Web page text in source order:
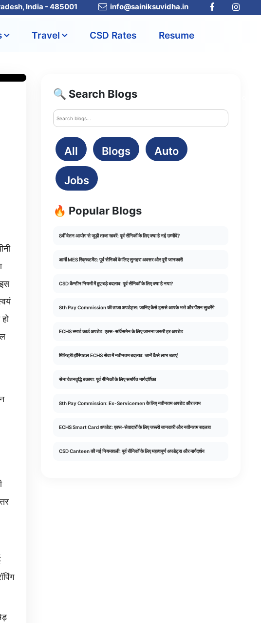
India - 485001 info@sainiksuvidha.in
Travel CSD Rates Resume
🔍 Search Blogs
All Blogs Auto
Jobs
🔥 Popular Blogs
8वीं वेतन आयोग से जुड़ी ताजा खबरें: पूर्व सैनिकों के लिए क्या है नई उम्मीदें?
आर्मी MES रिक्रूटमेंट: पूर्व सैनिकों के लिए सुनहरा अवसर और पूरी जानकारी
CSD कैन्टीन नियमों में हुए बड़े बदलाव: पूर्व सैनिकों के लिए क्या है नया?
8th Pay Commission की ताजा अपडेट्स: जानिए कैसे इससे आपके भत्ते और पेंशन सुधरेंगे
ECHS स्मार्ट कार्ड अपडेट: एक्स-सर्विसमेन के लिए जानना जरूरी हर अपडेट
मिलिट्री हॉस्पिटल ECHS सेवा में नवीनतम बदलाव: जानें कैसे लाभ उठाएं
सेना वेतनवृद्धि बकाया: पूर्व सैनिकों के लिए समर्पित मार्गदर्शिका
8th Pay Commission: Ex-Servicemen के लिए नवीनतम अपडेट और लाभ
ECHS Smart Card अपडेट: एक्स-सेवादारों के लिए जरूरी जानकारी और नवीनतम बदलाव
CSD Canteen की नई नियमावली: पूर्व सैनिकों के लिए महत्वपूर्ण अपडेट्स और मार्गदर्शन